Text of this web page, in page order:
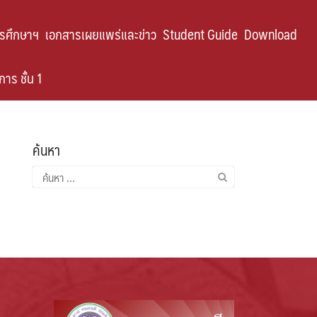
ศึกษาฯ เอกสารเผยแพร่และข่าว Student Guide Download
ร ชั้น 1
ค้นหา
ค้นหา
สำหรับ: